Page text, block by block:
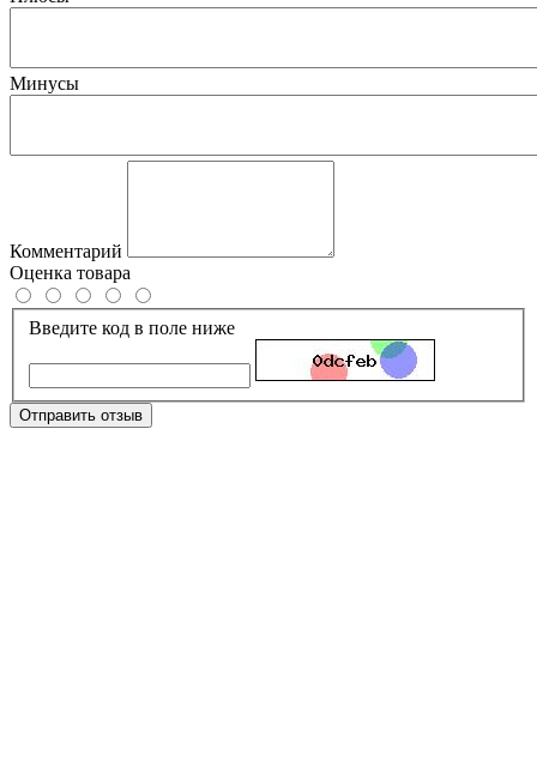
Минусы
Комментарий
Оценка товара
Введите код в поле ниже
Отправить отзыв